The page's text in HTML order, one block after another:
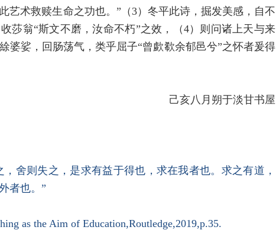
艺术救赎生命之功也。”（3）冬平此诗，掘发美感，自不
莎翁“斯文不磨，汝命不朽”之效，（4）则问诸上天与来
婆娑，回肠荡气，类乎屈子“曾歔欷余郁邑兮”之怀者爰得
己亥八月朔于淡甘书屋
，舍则失之，是求有益于得也，求在我者也。求之有道，
者也。”
as the Aim of Education,Routledge,2019,p.35.